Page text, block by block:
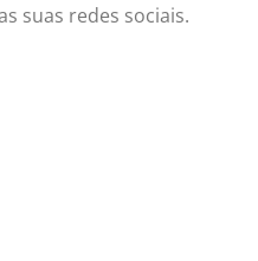
suas redes sociais.